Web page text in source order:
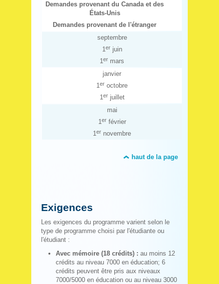
Demandes provenant du Canada et des
États-Unis
Demandes provenant de l'étranger
septembre
1erjuin
1er mars
janvier
1er octobre
1erjuillet
mai
1erfévrier
1er novembre
haut de la page
Exigences
Les exigences du programme varient selon le
type de programme choisi par l'étudiante ou
l'étudiant :
Avec mémoire (18 crédits) : au moins 12
crédits au niveau 7000 en éducation; 6
crédits peuvent être pris aux niveaux
7000/5000 en éducation ou au niveau 3000